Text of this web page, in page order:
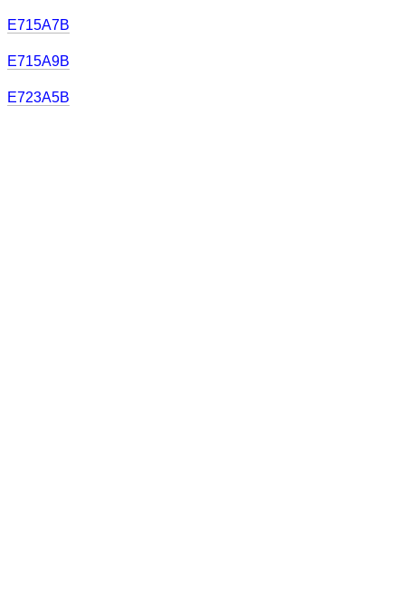
E715A7B
E715A9B
E723A5B